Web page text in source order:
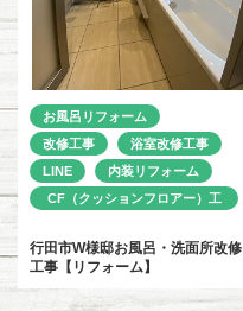
お風呂リフォーム
改修工事
浴室改修工事
LINE
内装リフォーム
CF（クッションフロアー）工
行田市W様邸お風呂・洗面所改修
工事【リフォーム】